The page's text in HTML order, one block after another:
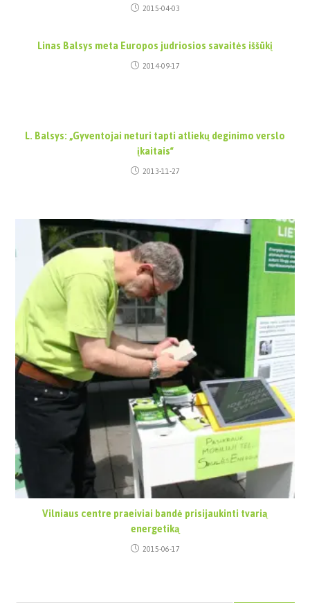
2015-04-03
Linas Balsys meta Europos judriosios savaitės iššūkį
2014-09-17
L. Balsys: „Gyventojai neturi tapti atliekų deginimo verslo
įkaitais“
2013-11-27
Vilniaus centre praeiviai bandė prisijaukinti tvarią
energetiką
2015-06-17